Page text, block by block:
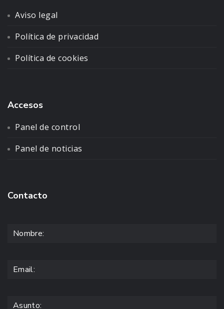
Aviso legal
Política de privacidad
Política de cookies
Accesos
Panel de control
Panel de noticias
Contacto